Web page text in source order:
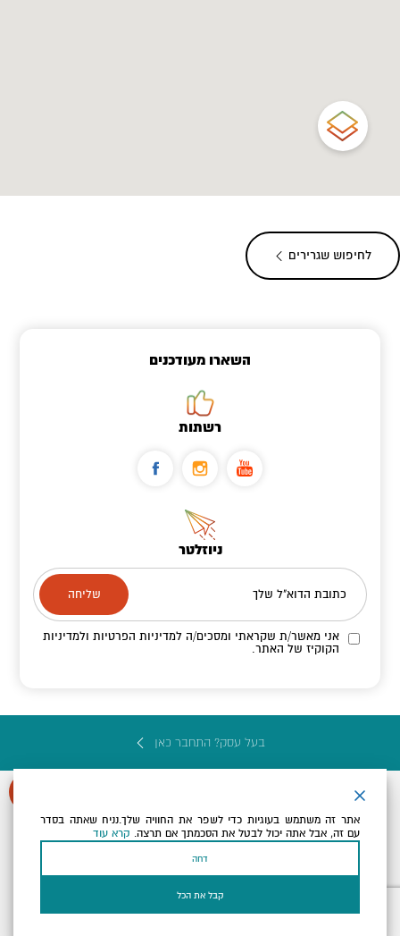
לחיפוש שגרירים
השארו מעודכנים
רשתות
ניוזלטר
כתובת הדוא"ל שלך
אני מאשר/ת שקראתי ומסכים/הלמדיניות הפרטיות ולמדיניות
הקוקיז של האתר.
בעל עסק? התחבר כאן
כל הזכויות שמורות לארץ ים המלח ©
אתר זה משתמש בעוגיות כדי לשפר את החוויה שלך.נניח שאתה בסדר
עם זה, אבל אתה יכול לבטל את הסכמתך אם תרצה. קרא עוד
דחה
קבל את הכל